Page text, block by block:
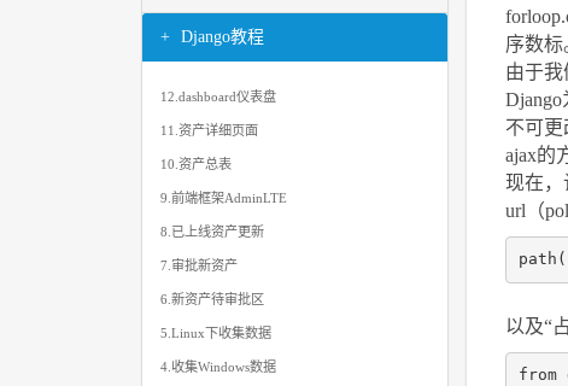
序数标
由于我
不可
ajax的
现在，
url（
以及“
from
Django教程
12.dashboard仪表盘
11.资产详细页面
10.资产总表
9.前端框架AdminLTE
8.已上线资产更新
7.审批新资产
6.新资产待审批区
5.Linux下收集数据
4.收集Windows数据